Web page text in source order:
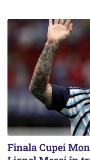
Finala Cupei